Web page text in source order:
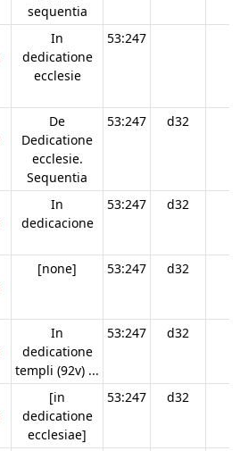
sequentia
In
dedicatione
ecclesie
53:247
De
Dedicatione
ecclesie.
Sequentia
53:247 d32
In
dedicacione
53:247 d32
[none] 53:247 d32
In
dedicatione
templi (92v) ...
53:247 d32
[in
dedicatione
ecclesiae]
53:247 d32